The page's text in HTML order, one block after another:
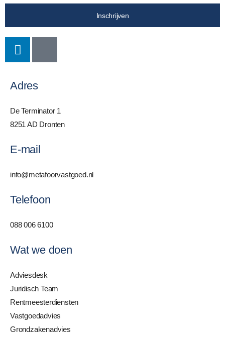
Inschrijven
Adres
De Terminator 1
8251 AD Dronten
E-mail
info@metafoorvastgoed.nl
Telefoon
088 006 6100
Wat we doen
Adviesdesk
Juridisch Team
Rentmeesterdiensten
Vastgoedadvies
Grondzakenadvies